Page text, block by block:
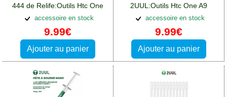
444 de Relife:Outils Htc One
A9
accessoire en stock
9.99€
Ajouter au panier
2UUL:Outils Htc One A9
accessoire en stock
9.99€
Ajouter au panier